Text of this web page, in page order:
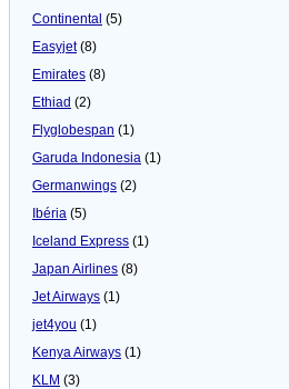
Continental (5)
Easyjet(8)
Emirates (8)
Ethiad (2)
Flyglobespan (1)
Garuda Indonesia (1)
Germanwings (2)
Ibéria (5)
Iceland Express (1)
Japan Airlines (8)
Jet Airways (1)
jet4you (1)
Kenya Airways (1)
KLM (3)